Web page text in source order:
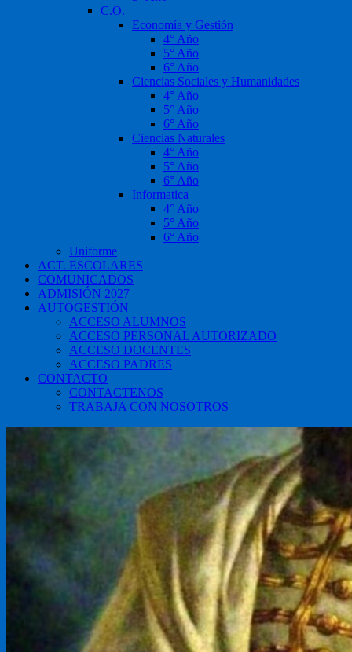
C.O.
Economía y Gestión
4° Año
5° Año
6° Año
Ciencias Sociales y Humanidades
4° Año
5° Año
6° Año
Ciencias Naturales
4° Año
5° Año
6° Año
Informatica
4° Año
5° Año
6° Año
Uniforme
ACT. ESCOLARES
COMUNICADOS
ADMISIÓN 2027
AUTOGESTIÓN
ACCESO ALUMNOS
ACCESO PERSONAL AUTORIZADO
ACCESO DOCENTES
ACCESO PADRES
CONTACTO
CONTACTENOS
TRABAJA CON NOSOTROS